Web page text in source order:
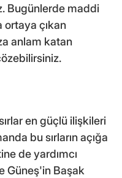
Bugünlerde maddi
ortaya çıkan
anlam katan
en güçlü ilişkileri
bu sırların açığa
de yardımcı
Güneş'in Başak